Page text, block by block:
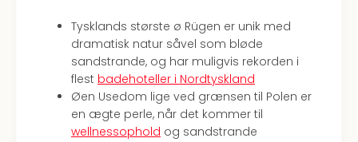
Tysklands største ø Rügen er unik med
dramatisk natur såvel som bløde
sandstrande, og har muligvis rekorden i
flest badehoteller i Nordtyskland
Øen Usedom lige ved grænsen til Polen er
en ægte perle, når det kommer til
wellnessophold og sandstrande